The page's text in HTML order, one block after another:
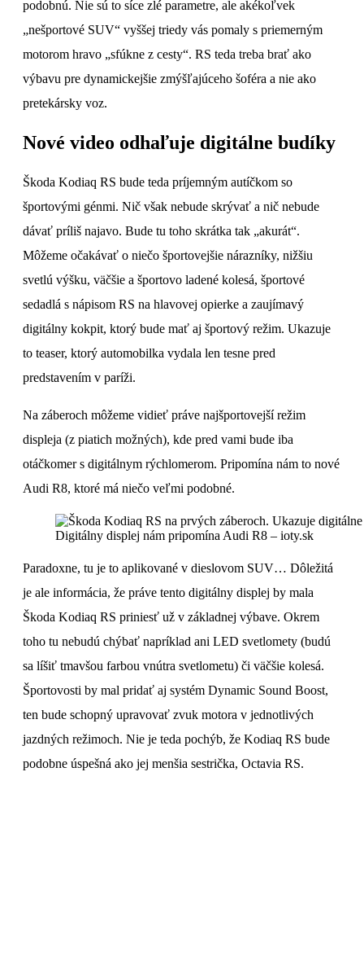
podobnú. Nie sú to síce zlé parametre, ale akékoľvek
„nešportové SUV“ vyššej triedy vás pomaly s priemerným
motorom hravo „sfúkne z cesty“. RS teda treba brať ako
výbavu pre dynamickejšie zmýšľajúceho šoféra a nie ako
pretekársky voz.
Nové video odhaľuje digitálne budíky
Škoda Kodiaq RS bude teda príjemným autíčkom so
športovými génmi. Nič však nebude skrývať a nič nebude
dávať príliš najavo. Bude tu toho skrátka tak „akurát“.
Môžeme očakávať o niečo športovejšie nárazníky, nižšiu
svetlú výšku, väčšie a športovo ladené kolesá, športové
sedadlá s nápisom RS na hlavovej opierke a zaujímavý
digitálny kokpit, ktorý bude mať aj športový režim. Ukazuje
to teaser, ktorý automobilka vydala len tesne pred
predstavením v paríži.
Na záberoch môžeme vidieť práve najšportovejší režim
displeja (z piatich možných), kde pred vami bude iba
otáčkomer s digitálnym rýchlomerom. Pripomína nám to nové
Audi R8, ktoré má niečo veľmi podobné.
Digitálny displej nám pripomína Audi R8 – ioty.sk
Paradoxne, tu je to aplikované v dieslovom SUV… Dôležitá
je ale informácia, že práve tento digitálny displej by mala
Škoda Kodiaq RS priniesť už v základnej výbave. Okrem
toho tu nebudú chýbať napríklad ani LED svetlomety (budú
sa líšiť tmavšou farbou vnútra svetlometu) či väčšie kolesá.
Športovosti by mal pridať aj systém Dynamic Sound Boost,
ten bude schopný upravovať zvuk motora v jednotlivých
jazdných režimoch. Nie je teda pochýb, že Kodiaq RS bude
podobne úspešná ako jej menšia sestrička, Octavia RS.